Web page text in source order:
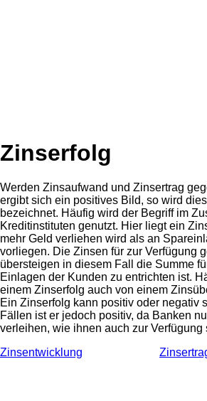
Zinserfolg
Werden Zinsaufwand und Zinsertrag
ergibt sich ein positives Bild, so wird
bezeichnet. Häufig wird der Begriff im
Kreditinstituten genutzt. Hier liegt ein
mehr Geld verliehen wird als an
vorliegen. Die Zinsen für zur Verfügung
übersteigen in diesem Fall die Summe
Einlagen der Kunden zu entrichten ist.
einem Zinserfolg auch von einem
Ein Zinserfolg kann positiv oder negativ
Fällen ist er jedoch positiv, da Banken
verleihen, wie ihnen auch zur Verfügung
Zinsentwicklung